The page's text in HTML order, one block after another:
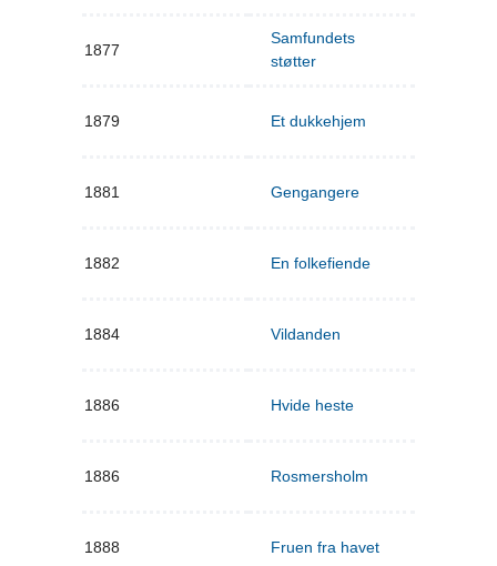
1877
Samfundets
støtter
1879 Et dukkehjem
1881 Gengangere
1882 En folkefiende
1884 Vildanden
1886 Hvide heste
1886 Rosmersholm
1888 Fruen fra havet